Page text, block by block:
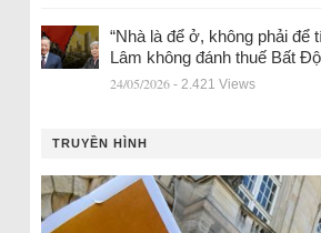
“Nhà là để ở, không phải để
Lâm không đánh thuế Bất
24/05/2026 - 2.421 Views
TRUYỀN HÌNH